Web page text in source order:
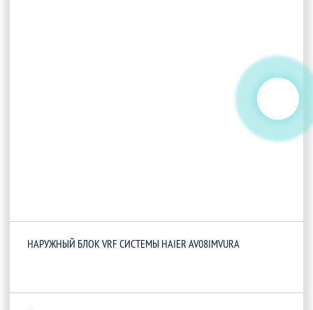
НАРУЖНЫЙ БЛОК VRF СИСТЕМЫ HAIER AV08IMVURA